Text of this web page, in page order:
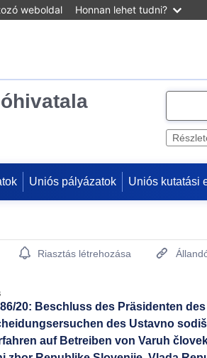
weboldal Honnan lehet tudni?
e
Uniós pályázatok Uniós kutatási
Riasztás létrehozása
20: Beschluss des Präsidenten
des Ustavno
auf Betreiben von Varuh